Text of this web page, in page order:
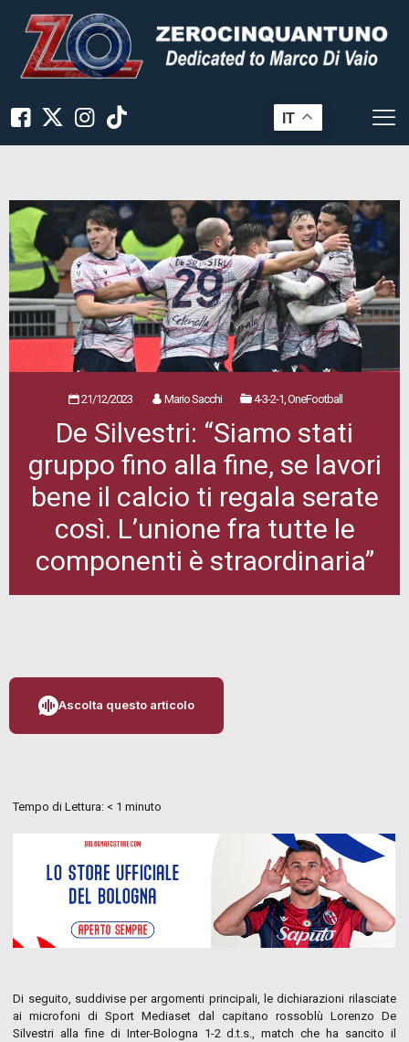
IT
21/12/2023 Mario Sacchi 4-3-2-1, OneFootball
De Silvestri: “Siamo stati
gruppo fino alla fine, se lavori
bene il calcio ti regala serate
così. L’unione fra tutte le
componenti è straordinaria”
Ascolta questo articolo
Tempo di Lettura: < 1 minuto
Di seguito, suddivise per argomenti principali, le dichiarazioni rilasciate
ai microfoni di Sport Mediaset dal capitano rossoblù Lorenzo De
Silvestri alla fine di Inter-Bologna 1-2 d.t.s., match che ha sancito il